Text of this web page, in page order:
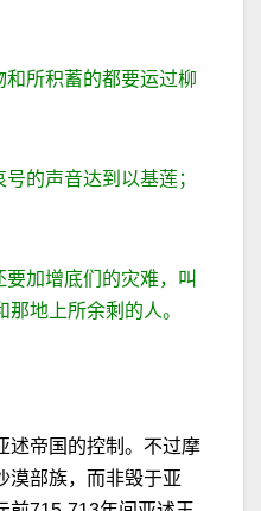
所积蓄的都要运过柳
的声音达到以基莲；
加增底们的灾难，叫
地上所余剩的人。
述帝国的控制。不过摩
漠部族，而非毁于亚